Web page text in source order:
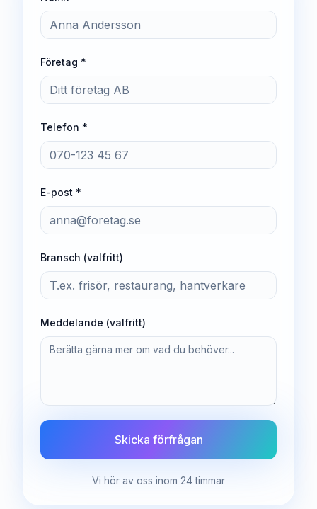
Företag *
Telefon *
E-post *
Bransch (valfritt)
Meddelande (valfritt)
Skicka förfrågan
Vi hör av oss inom 24 timmar